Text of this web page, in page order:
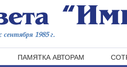
сентября 1985 г.
ПАМЯТКА АВТОРАМ